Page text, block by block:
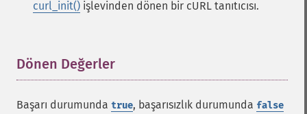
curl_init() işlevinden dönen bir cURL tanıtıcısı.
Dönen Değerler
Başarı durumunda true, başarısızlık durumunda false